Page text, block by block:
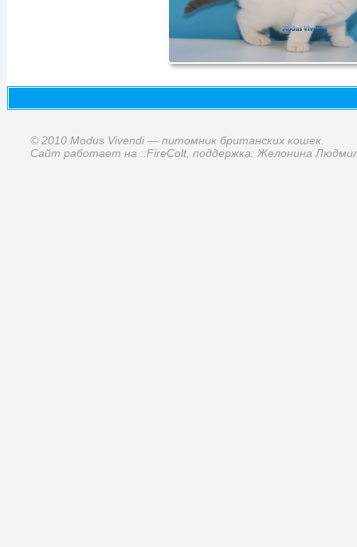
© 2010 Modus Vivendi — питомник британских кошек.
Сайт работает на ::FireColt, поддержка: Желонина